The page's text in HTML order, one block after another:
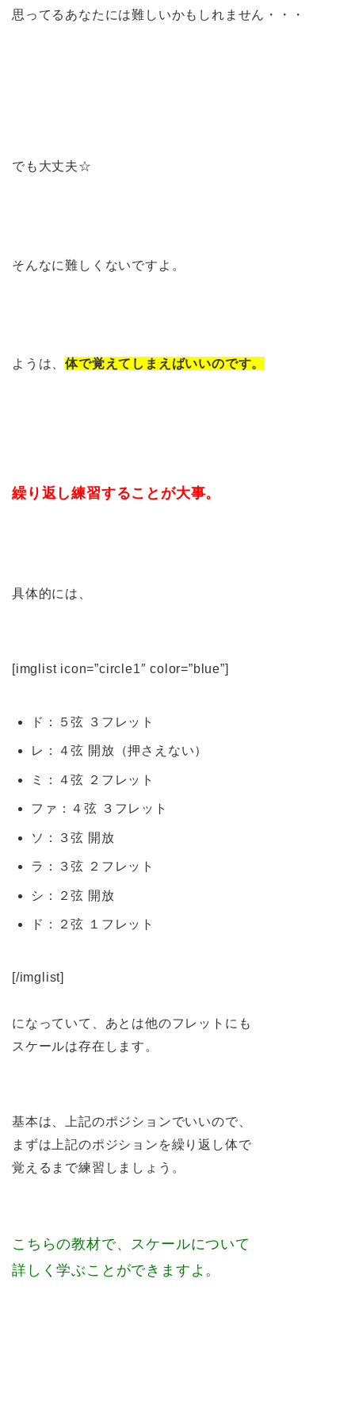
思ってるあなたには難しいかもしれません・・・
でも大丈夫☆
そんなに難しくないですよ。
ようは、体で覚えてしまえばいいのです。
繰り返し練習することが大事。
具体的には、
[imglist icon=”circle1″ color=”blue”]
ド：５弦 ３フレット
レ：４弦 開放（押さえない）
ミ：４弦 ２フレット
ファ：４弦 ３フレット
ソ：３弦 開放
ラ：３弦 ２フレット
シ：２弦 開放
ド：２弦 １フレット
[/imglist]
になっていて、あとは他のフレットにも
スケールは存在します。
基本は、上記のポジションでいいので、
まずは上記のポジションを繰り返し体で
覚えるまで練習しましょう。
こちらの教材で、スケールについて
詳しく学ぶことができますよ。